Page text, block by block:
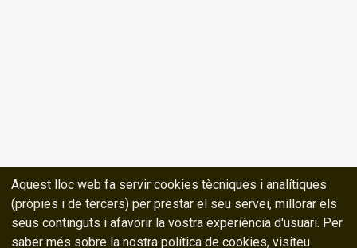
Aquest lloc web fa servir cookies tècniques i analítiques
(pròpies i de tercers) per prestar el seu servei, millorar els
seus continguts i afavorir la vostra experiència d'usuari. Per
saber més sobre la nostra política de cookies, visiteu